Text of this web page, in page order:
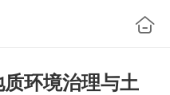
环境治理与土